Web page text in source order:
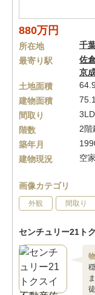
880万円
所在地 千
最寄り駅
佐
京
土地面積
建物面積
間取り
階数
2階
築年月
建物現況
空家
画像カテゴリ
外観 間取り
センチュリー21ト